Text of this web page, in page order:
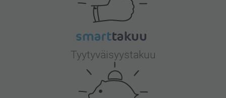
Tyytyväisyystakuu